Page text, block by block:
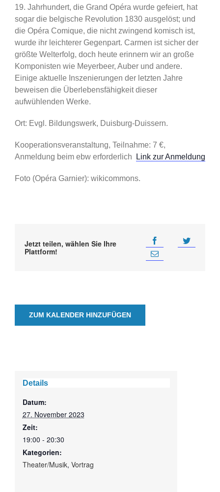
19. Jahrhundert, die Grand Opéra wurde gefeiert, hat
sogar die belgische Revolution 1830 ausgelöst; und
die Opéra Comique, die nicht zwingend komisch ist,
wurde ihr leichterer Gegenpart. Carmen ist sicher der
größte Welterfolg, doch heute erinnern wir an große
Komponisten wie Meyerbeer, Auber und andere.
Einige aktuelle Inszenierungen der letzten Jahre
beweisen die Überlebensfähigkeit dieser
aufwühlenden Werke.
Ort: Evgl. Bildungswerk, Duisburg-Duissern.
Kooperationsveranstaltung, Teilnahme: 7 €,
Anmeldung beim ebw erforderlich
Link zur Anmeldung
Foto (Opéra Garnier): wikicommons.
Jetzt teilen, wählen Sie Ihre
Plattform!
ZUM KALENDER HINZUFÜGEN
Details
Datum:
27. November 2023
Zeit:
19:00 - 20:30
Kategorien:
Theater/Musik, Vortrag